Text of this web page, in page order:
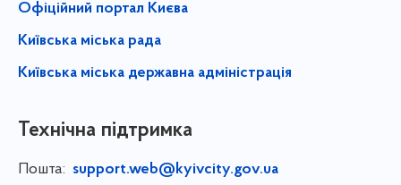
Офіційний портал Києва
Київська міська рада
Київська міська державна адміністрація
Технічна підтримка
Пошта: support.web@kyivcity.gov.ua